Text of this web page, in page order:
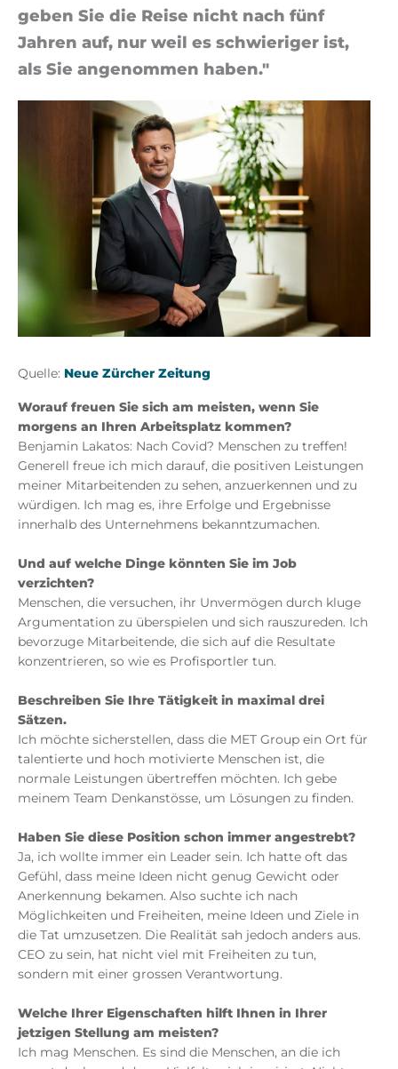
geben Sie die Reise nicht nach fünf
Jahren auf, nur weil es schwi­eri­ger ist,
als Sie an­gen­om­men haben."
Quelle: Neue Zürcher Zeitung
Worauf freuen Sie sich am meisten, wenn Sie
morgens an Ihren Arbeitsplatz kommen?
Benjamin Lakatos: Nach Covid? Menschen zu treffen!
Generell freue ich mich darauf, die positiven Leistungen
meiner Mitarbeitenden zu sehen, anzuerkennen und zu
würdigen. Ich mag es, ihre Erfolge und Ergebnisse
innerhalb des Unternehmens bekanntzumachen.
Und auf welche Dinge könnten Sie im Job
verzichten?
Menschen, die versuchen, ihr Unvermögen durch kluge
Argumentation zu überspielen und sich rauszureden. Ich
bevorzuge Mitarbeitende, die sich auf die Resultate
konzentrieren, so wie es Profisportler tun.
Beschreiben Sie Ihre Tätigkeit in maximal drei
Sätzen.
Ich möchte sicherstellen, dass die MET Group ein Ort für
talentierte und hoch motivierte Menschen ist, die
normale Leistungen übertreffen möchten. Ich gebe
meinem Team Denkanstösse, um Lösungen zu finden.
Haben Sie diese Position schon immer angestrebt?
Ja, ich wollte immer ein Leader sein. Ich hatte oft das
Gefühl, dass meine Ideen nicht genug Gewicht oder
Anerkennung bekamen. Also suchte ich nach
Möglichkeiten und Freiheiten, meine Ideen und Ziele in
die Tat umzusetzen. Die Realität sah jedoch anders aus.
CEO zu sein, hat nicht viel mit Freiheiten zu tun,
sondern mit einer grossen Verantwortung.
Welche Ihrer Eigenschaften hilft Ihnen in Ihrer
jetzigen Stellung am meisten?
Ich mag Menschen. Es sind die Menschen, an die ich